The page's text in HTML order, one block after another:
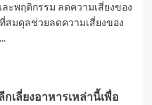
พฤติกรรม ลดความเสี่ยงของ
สมดุลช่วยลดความเสี่ยงของ
เลี่ยงอาหารเหล่านี้เพื่อ